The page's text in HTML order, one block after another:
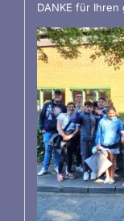
DANKE für